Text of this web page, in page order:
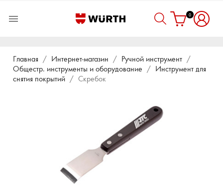
 0
Главная Интернет-магазин
Ручной инструмент
Общестр. инструменты и оборудование
Инструмент для
снятия покрытий
Скребок